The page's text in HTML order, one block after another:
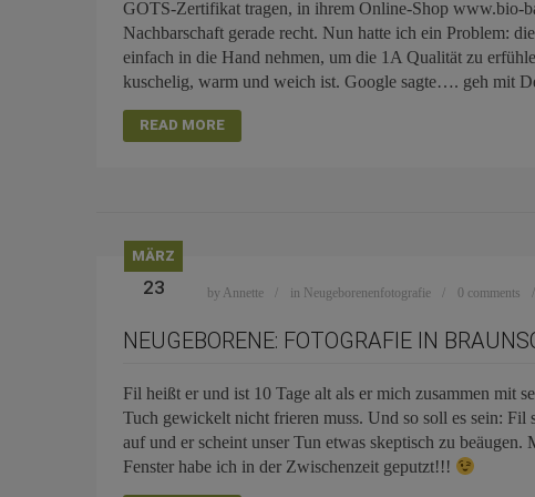
GOTS-Zertifikat tragen, in ihrem Online-Shop www.bio-
Nachbarschaft gerade recht. Nun hatte ich ein Problem:
einfach in die Hand nehmen, um die 1A Qualität zu
kuschelig, warm und weich ist. Google sagte…. geh mit
READ MORE
MÄRZ
23 by Annette in Neugeborenenfotografie 0 comments
NEUGEBORENE: FOTOGRAFIE IN
Fil heißt er und ist 10 Tage alt als er mich zusammen mit
Tuch gewickelt nicht frieren muss. Und so soll es sein:
auf und er scheint unser Tun etwas skeptisch zu
Fenster habe ich in der Zwischenzeit geputzt!!!